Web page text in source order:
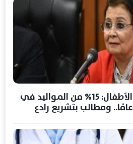
الصحة تحذر من زواج الأطفال: 15% من المواليد في
مصر لأمهات دون 18 عامًا.. ومطالب بتشريع رادع